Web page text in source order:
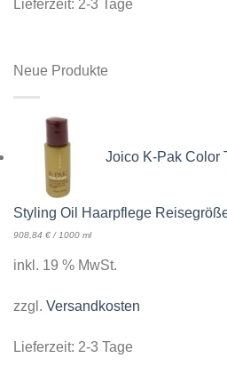
Lieferzeit: 2-3 Tage
Neue Produkte
Joico K-Pak Color
Styling Oil Haarpflege
908,84 €/1000 ml
inkl. 19 % MwSt.
zzgl. Versandkosten
Lieferzeit: 2-3 Tage